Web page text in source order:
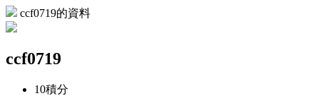
ccf0719的資料
ccf0719
10積分